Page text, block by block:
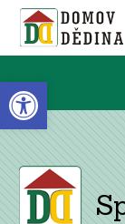
Open toolbar